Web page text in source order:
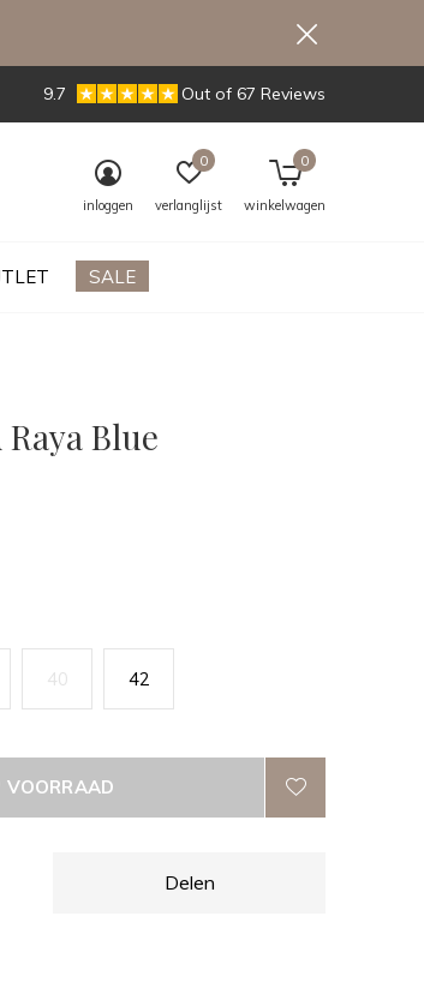
SALE
inloggen verlanglijst
0
winkelwagen
0
9.7 Out of 67 Reviews
Blue
40 42
VOORRAAD
Delen